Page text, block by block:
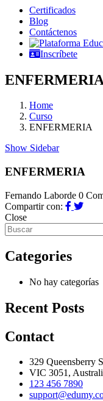
Certificados
Blog
Contáctenos
Inscríbete
ENFERMERIA
Home
Curso
ENFERMERIA
Show Sidebar
ENFERMERIA
Fernando Laborde 0
Compartir con:
Close
Categories
No hay categorías
Recent Posts
Contact
329 Queensberry
VIC 3051,
123 456 7890